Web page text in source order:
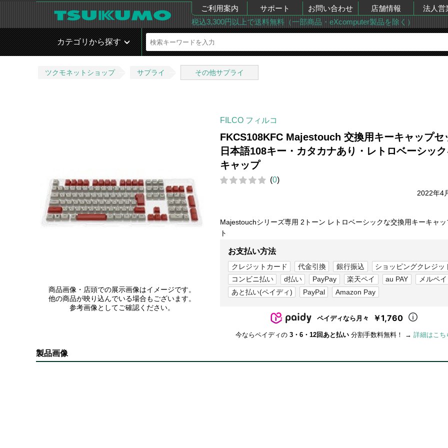
ご利用案内 サポート お問い合わせ 店舗情報
法人営
税込3,300円以上で送料無料（一部商品・eXcomputer製品を除く）
カテゴリから探す
ツクモネットショップ サプライ その他サプライ
商品画像・店頭での展示画像はイメージです。
他の商品が映り込んでいる場合もございます。
参考画像としてご確認ください。
FILCO フィルコ
FKCS108KFC Majestouch 交換用キーキャップセ
日本語108キー・カタカナあり・レトロベーシッ
キャップ
(0)
2022年4
Majestouchシリーズ専用 2トーン レトロベーシックな交換用キーキャ
ト
お支払い方法
クレジットカード 代金引換 銀行振込
ショッピングクレジッ
コンビニ払い
d払い PayPay 楽天ペイ au PAY
メルペイ
あと払い(ペイディ)
PayPal Amazon Pay
ペイディなら月々 ￥1,760
今ならペイディの 3・6・12回あと払い 分割手数料無料！ → 詳細はこち
製品画像